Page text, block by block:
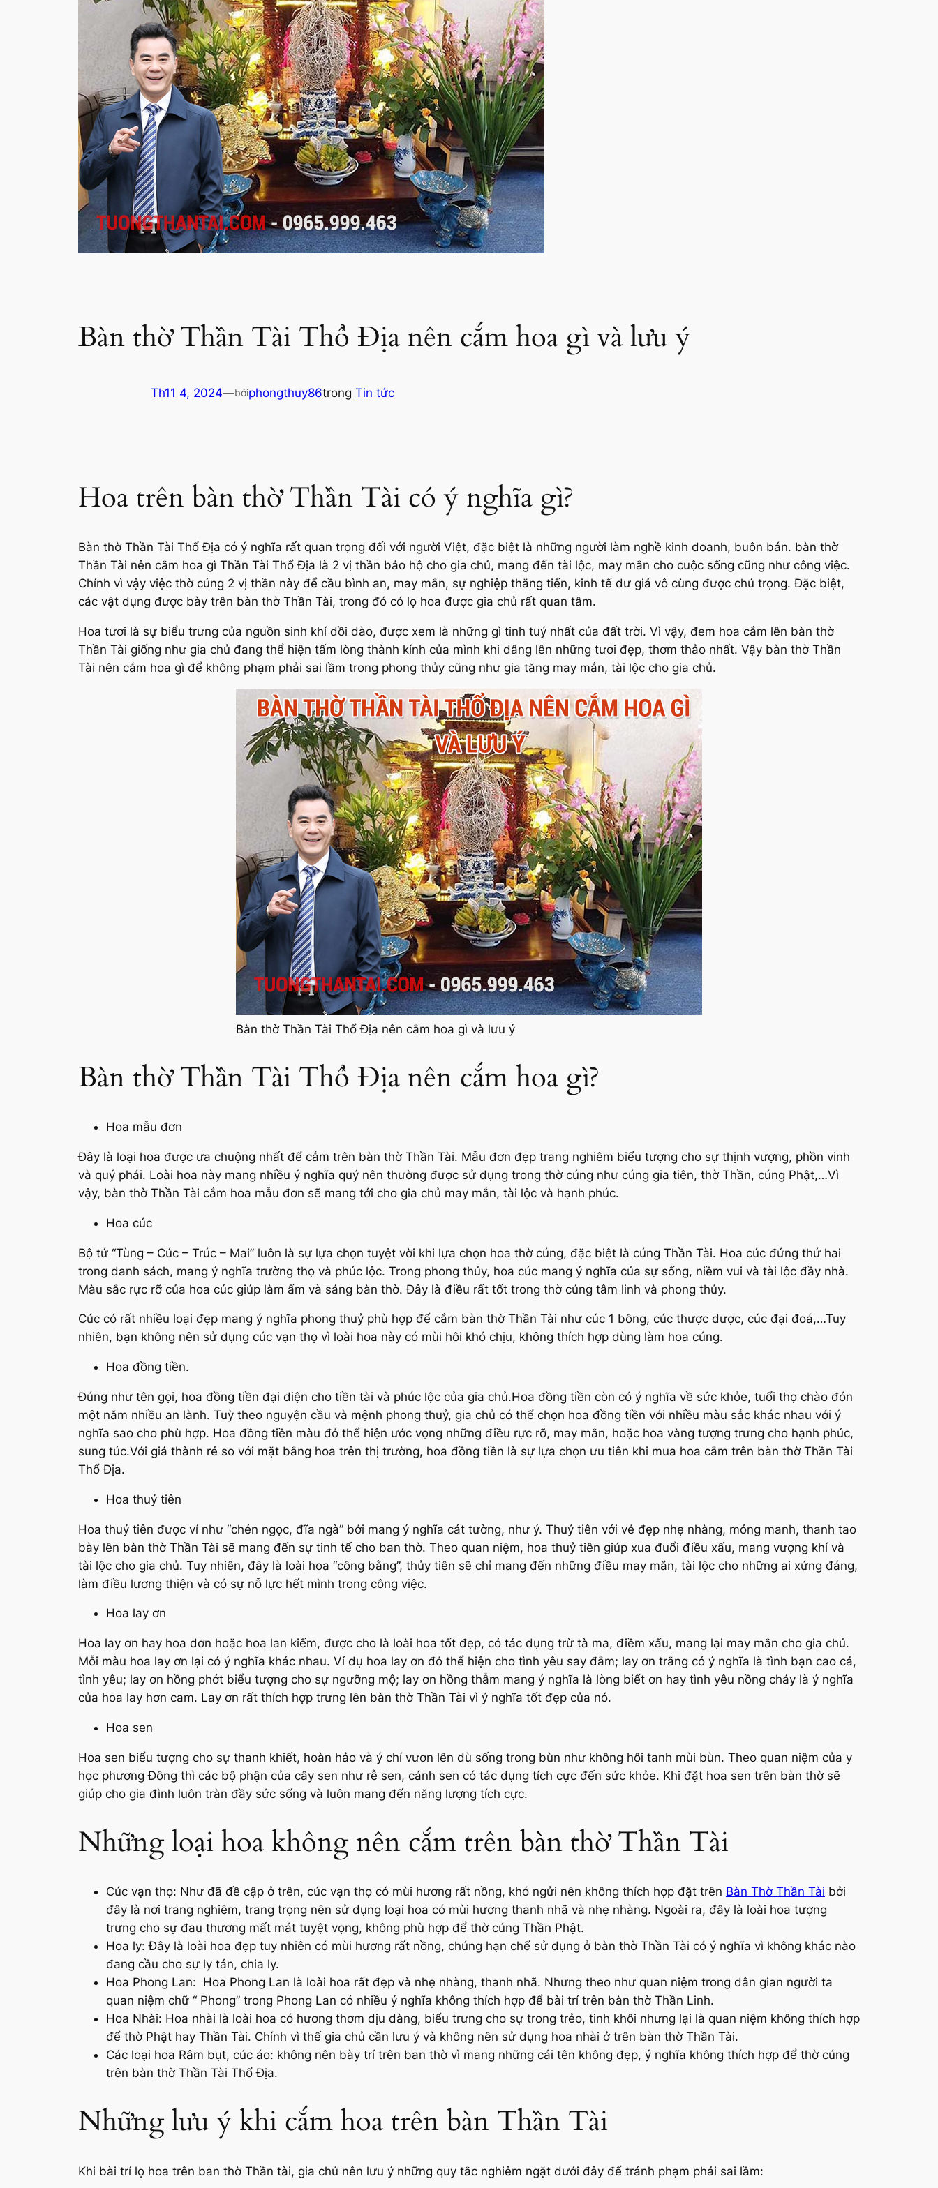
Bàn thờ Thần Tài Thổ Địa nên cắm hoa gì và lưu ý
Th11 4, 2024—bởiphongthuy86trong Tin tức
Hoa trên bàn thờ Thần Tài có ý nghĩa gì?
Bàn thờ Thần Tài Thổ Địa có ý nghĩa rất quan trọng đối với người Việt, đặc biệt là những người làm nghề kinh doanh, buôn bán. bàn thờ
Thần Tài nên cắm hoa gì Thần Tài Thổ Địa là 2 vị thần bảo hộ cho gia chủ, mang đến tài lộc, may mắn cho cuộc sống cũng như công việc.
Chính vì vậy việc thờ cúng 2 vị thần này để cầu bình an, may mắn, sự nghiệp thăng tiến, kinh tế dư giả vô cùng được chú trọng. Đặc biệt,
các vật dụng được bày trên bàn thờ Thần Tài, trong đó có lọ hoa được gia chủ rất quan tâm.
Hoa tươi là sự biểu trưng của nguồn sinh khí dồi dào, được xem là những gì tinh tuý nhất của đất trời. Vì vậy, đem hoa cắm lên bàn thờ
Thần Tài giống như gia chủ đang thể hiện tấm lòng thành kính của mình khi dâng lên những tươi đẹp, thơm thảo nhất. Vậy bàn thờ Thần
Tài nên cắm hoa gì để không phạm phải sai lầm trong phong thủy cũng như gia tăng may mắn, tài lộc cho gia chủ.
Bàn thờ Thần Tài Thổ Địa nên cắm hoa gì và lưu ý
Bàn thờ Thần Tài Thổ Địa nên cắm hoa gì?
Hoa mẫu đơn
Đây là loại hoa được ưa chuộng nhất để cắm trên bàn thờ Thần Tài. Mẫu đơn đẹp trang nghiêm biểu tượng cho sự thịnh vượng, phồn vinh
và quý phái. Loài hoa này mang nhiều ý nghĩa quý nên thường được sử dụng trong thờ cúng như cúng gia tiên, thờ Thần, cúng Phật,…Vì
vậy, bàn thờ Thần Tài cắm hoa mẫu đơn sẽ mang tới cho gia chủ may mắn, tài lộc và hạnh phúc.
Hoa cúc
Bộ tứ “Tùng – Cúc – Trúc – Mai” luôn là sự lựa chọn tuyệt vời khi lựa chọn hoa thờ cúng, đặc biệt là cúng Thần Tài. Hoa cúc đứng thứ hai
trong danh sách, mang ý nghĩa trường thọ và phúc lộc. Trong phong thủy, hoa cúc mang ý nghĩa của sự sống, niềm vui và tài lộc đầy nhà.
Màu sắc rực rỡ của hoa cúc giúp làm ấm và sáng bàn thờ. Đây là điều rất tốt trong thờ cúng tâm linh và phong thủy.
Cúc có rất nhiều loại đẹp mang ý nghĩa phong thuỷ phù hợp để cắm bàn thờ Thần Tài như cúc 1 bông, cúc thược dược, cúc đại đoá,…Tuy
nhiên, bạn không nên sử dụng cúc vạn thọ vì loài hoa này có mùi hôi khó chịu, không thích hợp dùng làm hoa cúng.
Hoa đồng tiền.
Đúng như tên gọi, hoa đồng tiền đại diện cho tiền tài và phúc lộc của gia chủ.Hoa đồng tiền còn có ý nghĩa về sức khỏe, tuổi thọ chào đón
một năm nhiều an lành. Tuỳ theo nguyện cầu và mệnh phong thuỷ, gia chủ có thể chọn hoa đồng tiền với nhiều màu sắc khác nhau với ý
nghĩa sao cho phù hợp. Hoa đồng tiền màu đỏ thể hiện ước vọng những điều rực rỡ, may mắn, hoặc hoa vàng tượng trưng cho hạnh phúc,
sung túc.Với giá thành rẻ so với mặt bằng hoa trên thị trường, hoa đồng tiền là sự lựa chọn ưu tiên khi mua hoa cắm trên bàn thờ Thần Tài
Thổ Địa.
Hoa thuỷ tiên
Hoa thuỷ tiên được ví như “chén ngọc, đĩa ngà” bởi mang ý nghĩa cát tường, như ý. Thuỷ tiên với vẻ đẹp nhẹ nhàng, mỏng manh, thanh tao
bày lên bàn thờ Thần Tài sẽ mang đến sự tinh tế cho ban thờ. Theo quan niệm, hoa thuỷ tiên giúp xua đuổi điều xấu, mang vượng khí và
tài lộc cho gia chủ. Tuy nhiên, đây là loài hoa “công bằng”, thủy tiên sẽ chỉ mang đến những điều may mắn, tài lộc cho những ai xứng đáng,
làm điều lương thiện và có sự nỗ lực hết mình trong công việc.
Hoa lay ơn
Hoa lay ơn hay hoa dơn hoặc hoa lan kiếm, được cho là loài hoa tốt đẹp, có tác dụng trừ tà ma, điềm xấu, mang lại may mắn cho gia chủ.
Mỗi màu hoa lay ơn lại có ý nghĩa khác nhau. Ví dụ hoa lay ơn đỏ thể hiện cho tình yêu say đắm; lay ơn trắng có ý nghĩa là tình bạn cao cả,
tình yêu; lay ơn hồng phớt biểu tượng cho sự ngưỡng mộ; lay ơn hồng thẫm mang ý nghĩa là lòng biết ơn hay tình yêu nồng cháy là ý nghĩa
của hoa lay hơn cam. Lay ơn rất thích hợp trưng lên bàn thờ Thần Tài vì ý nghĩa tốt đẹp của nó.
Hoa sen
Hoa sen biểu tượng cho sự thanh khiết, hoàn hảo và ý chí vươn lên dù sống trong bùn như không hôi tanh mùi bùn. Theo quan niệm của y
học phương Đông thì các bộ phận của cây sen như rễ sen, cánh sen có tác dụng tích cực đến sức khỏe. Khi đặt hoa sen trên bàn thờ sẽ
giúp cho gia đình luôn tràn đầy sức sống và luôn mang đến năng lượng tích cực.
Những loại hoa không nên cắm trên bàn thờ Thần Tài
Cúc vạn thọ: Như đã đề cập ở trên, cúc vạn thọ có mùi hương rất nồng, khó ngửi nên không thích hợp đặt trên Bàn Thờ Thần Tài bởi
đây là nơi trang nghiêm, trang trọng nên sử dụng loại hoa có mùi hương thanh nhã và nhẹ nhàng. Ngoài ra, đây là loài hoa tượng
trưng cho sự đau thương mất mát tuyệt vọng, không phù hợp để thờ cúng Thần Phật.
Hoa ly: Đây là loài hoa đẹp tuy nhiên có mùi hương rất nồng, chúng hạn chế sử dụng ở bàn thờ Thần Tài có ý nghĩa vì không khác nào
đang cầu cho sự ly tán, chia ly.
Hoa Phong Lan: Hoa Phong Lan là loài hoa rất đẹp và nhẹ nhàng, thanh nhã. Nhưng theo như quan niệm trong dân gian người ta
quan niệm chữ “ Phong” trong Phong Lan có nhiều ý nghĩa không thích hợp để bài trí trên bàn thờ Thần Linh.
Hoa Nhài: Hoa nhài là loài hoa có hương thơm dịu dàng, biểu trưng cho sự trong trẻo, tinh khôi nhưng lại là quan niệm không thích hợp
để thờ Phật hay Thần Tài. Chính vì thế gia chủ cần lưu ý và không nên sử dụng hoa nhài ở trên bàn thờ Thần Tài.
Các loại hoa Râm bụt, cúc áo: không nên bày trí trên ban thờ vì mang những cái tên không đẹp, ý nghĩa không thích hợp để thờ cúng
trên bàn thờ Thần Tài Thổ Địa.
Những lưu ý khi cắm hoa trên bàn Thần Tài
Khi bài trí lọ hoa trên ban thờ Thần tài, gia chủ nên lưu ý những quy tắc nghiêm ngặt dưới đây để tránh phạm phải sai lầm: